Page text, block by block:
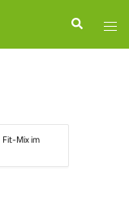
Suche
Fit-Mix im